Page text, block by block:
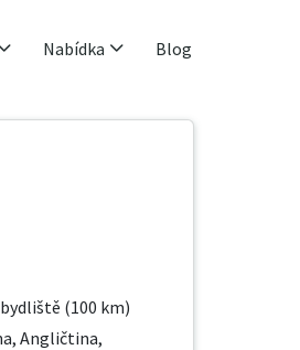
Nabídka Blog
(100 km)
Angličtina,